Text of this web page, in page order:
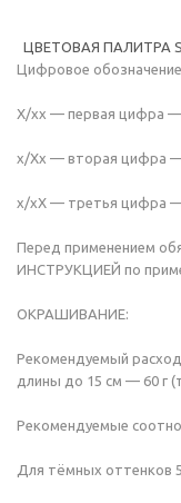
ЦВЕТОВАЯ ПАЛИТРА
Цифровое
Х/хх — первая цифра —
х/Хх — вторая цифра —
х/хХ — третья цифра —
Перед применением
ИНСТРУКЦИЕЙ по
ОКРАШИВАНИЕ:
Рекомендуемый расход
длины до 15 см — 60 г
Рекомендуемые
Для тёмных оттенков